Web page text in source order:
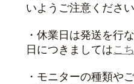
いようご注意ください
・休業日は発送を行
日につきましてはこ
・モニターの種類や